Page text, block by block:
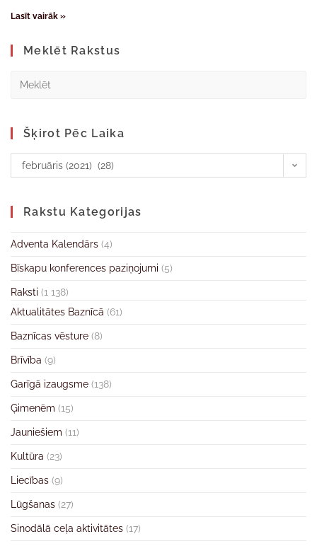
Lasīt vairāk »
Meklēt Rakstus
Šķirot Pēc Laika
februāris (2021) (28)
Rakstu Kategorijas
Adventa Kalendārs (4)
Bīskapu konferences paziņojumi (5)
Raksti (1 138)
Aktualitātes Baznīcā (61)
Baznīcas vēsture (8)
Brīvība (9)
Garīgā izaugsme (138)
Ģimenēm (15)
Jauniešiem (11)
Kultūra (23)
Liecības (9)
Lūgšanas (27)
Sinodālā ceļa aktivitātes (17)